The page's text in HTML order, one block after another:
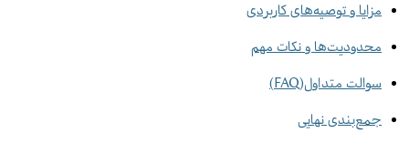
مزایا و توصیه‌های کاربردی
محدودیت‌ها و نکات مهم
سوالت متداول(FAQ)
جمع‌بندی نهایی